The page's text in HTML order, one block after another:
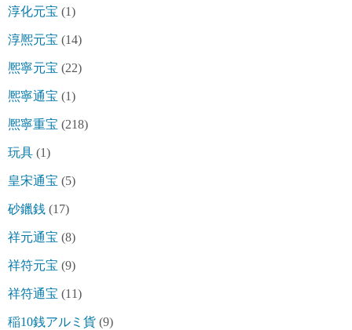
淳化元宝 (1)
淳熈元宝 (14)
熈寧元宝 (22)
熈寧通宝 (1)
熈寧重宝 (218)
玩具 (1)
皇宋通宝 (5)
砂鑞銭 (17)
祥元通宝 (8)
祥符元宝 (9)
祥符通宝 (11)
稲10銭アルミ貨 (9)